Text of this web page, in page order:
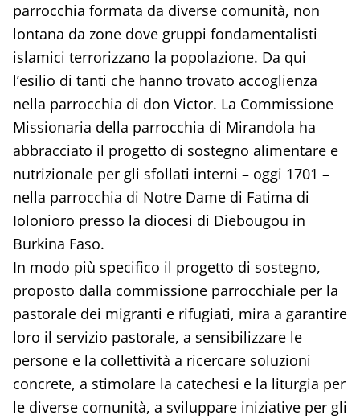
parrocchia formata da diverse comunità, non
lontana da zone dove gruppi fondamentalisti
islamici terrorizzano la popolazione. Da qui
l’esilio di tanti che hanno trovato accoglienza
nella parrocchia di don Victor. La Commissione
Missionaria della parrocchia di Mirandola ha
abbracciato il progetto di sostegno alimentare e
nutrizionale per gli sfollati interni – oggi 1701 –
nella parrocchia di Notre Dame di Fatima di
Iolonioro presso la diocesi di Diebougou in
Burkina Faso.
In modo più specifico il progetto di sostegno,
proposto dalla commissione parrocchiale per la
pastorale dei migranti e rifugiati, mira a garantire
loro il servizio pastorale, a sensibilizzare le
persone e la collettività a ricercare soluzioni
concrete, a stimolare la catechesi e la liturgia per
le diverse comunità, a sviluppare iniziative per gli